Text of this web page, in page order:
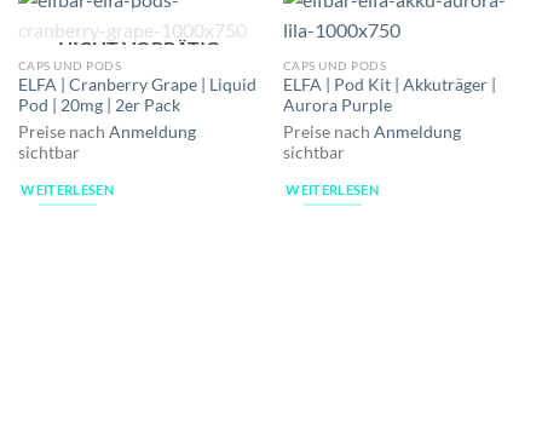
NICHT VORRÄTIG
CAPS UND PODS
ELFA | Cranberry Grape | Liquid
Pod | 20mg | 2er Pack
Preise nach Anmeldung
sichtbar
WEITERLESEN
CAPS UND PODS
ELFA | Pod Kit | Akkuträger |
Aurora Purple
Preise nach Anmeldung
sichtbar
WEITERLESEN